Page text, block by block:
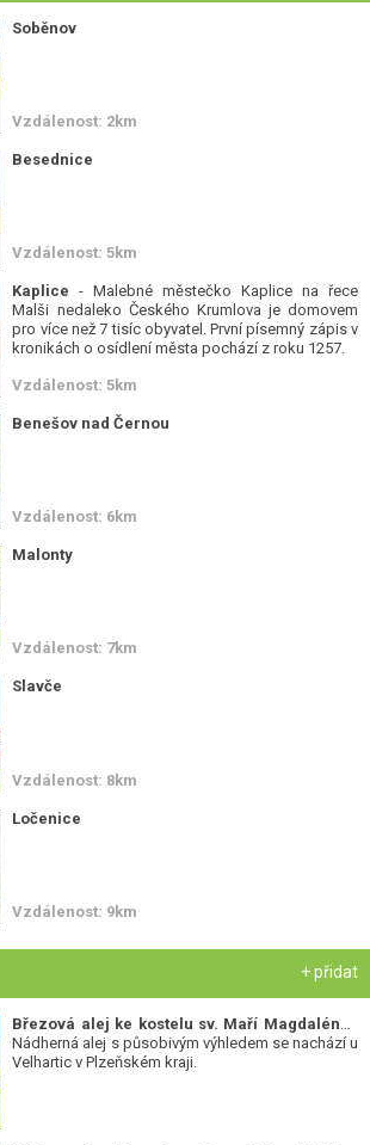
Soběnov
Vzdálenost: 2km
Besednice
Vzdálenost: 5km
Kaplice - Malebné městečko Kaplice na řece
Malši nedaleko Českého Krumlova je domovem
pro více než 7 tisíc obyvatel. První písemný zápis v
kronikách o osídlení města pochází z roku 1257.
Vzdálenost: 5km
Benešov nad Černou
Vzdálenost: 6km
Malonty
Vzdálenost: 7km
Slavče
Vzdálenost: 8km
Ločenice
Vzdálenost: 9km
+ přidat
Nádherná alej s působivým výhledem se nachází u
Velhartic v Plzeňském kraji.